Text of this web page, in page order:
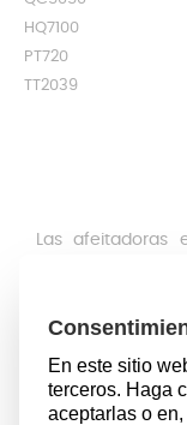
HQ7100
PT720
TT2039
Las afeitadoras
estilo: desde
Además, al ser
cargarlas para